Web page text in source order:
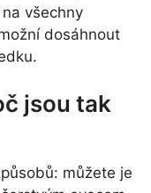
všechny
dosáhnout
jsou tak
můžete je